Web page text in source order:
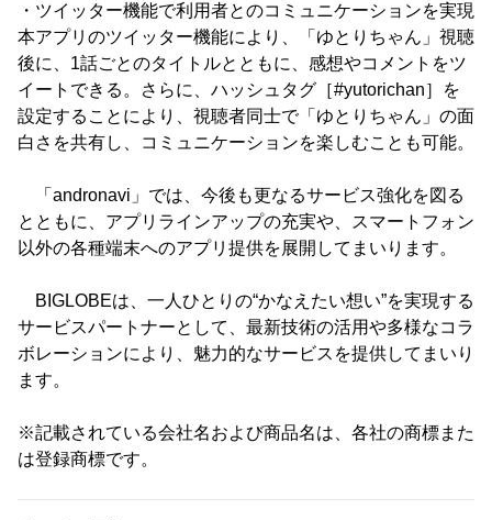
・ツイッター機能で利用者とのコミュニケーションを実現
本アプリのツイッター機能により、「ゆとりちゃん」視聴
後に、1話ごとのタイトルとともに、感想やコメントをツ
イートできる。さらに、ハッシュタグ［#yutorichan］を
設定することにより、視聴者同士で「ゆとりちゃん」の面
白さを共有し、コミュニケーションを楽しむことも可能。
「andronavi」では、今後も更なるサービス強化を図る
とともに、アプリラインアップの充実や、スマートフォン
以外の各種端末へのアプリ提供を展開してまいります。
BIGLOBEは、一人ひとりの“かなえたい想い”を実現する
サービスパートナーとして、最新技術の活用や多様なコラ
ボレーションにより、魅力的なサービスを提供してまいり
ます。
※記載されている会社名および商品名は、各社の商標また
は登録商標です。